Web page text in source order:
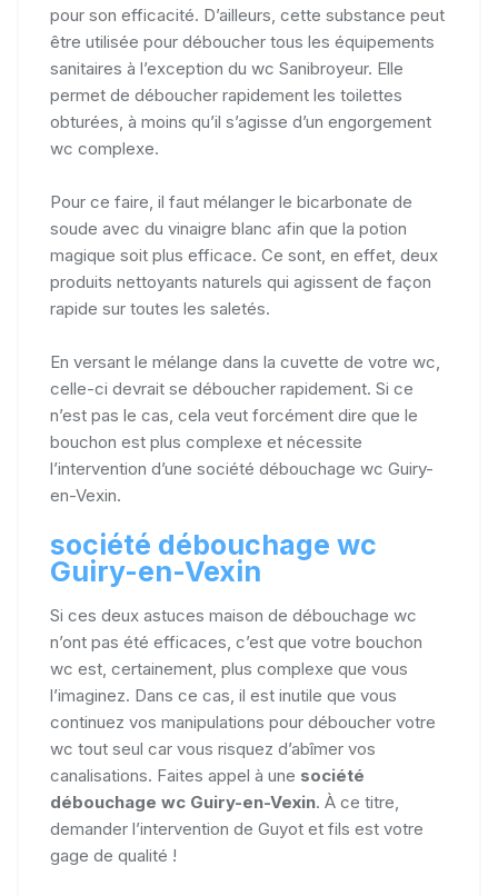
pour son efficacité. D’ailleurs, cette substance peut
être utilisée pour déboucher tous les équipements
sanitaires à l’exception du wc Sanibroyeur. Elle
permet de déboucher rapidement les toilettes
obturées, à moins qu’il s’agisse d’un engorgement
wc complexe.
Pour ce faire, il faut mélanger le bicarbonate de
soude avec du vinaigre blanc afin que la potion
magique soit plus efficace. Ce sont, en effet, deux
produits nettoyants naturels qui agissent de façon
rapide sur toutes les saletés.
En versant le mélange dans la cuvette de votre wc,
celle-ci devrait se déboucher rapidement. Si ce
n’est pas le cas, cela veut forcément dire que le
bouchon est plus complexe et nécessite
l’intervention d’une société débouchage wc Guiry-
en-Vexin.
société débouchage wc
Guiry-en-Vexin
Si ces deux astuces maison de débouchage wc
n’ont pas été efficaces, c’est que votre bouchon
wc est, certainement, plus complexe que vous
l’imaginez. Dans ce cas, il est inutile que vous
continuez vos manipulations pour déboucher votre
wc tout seul car vous risquez d’abîmer vos
canalisations. Faites appel à une société
débouchage wc Guiry-en-Vexin. À ce titre,
demander l’intervention de Guyot et fils est votre
gage de qualité !